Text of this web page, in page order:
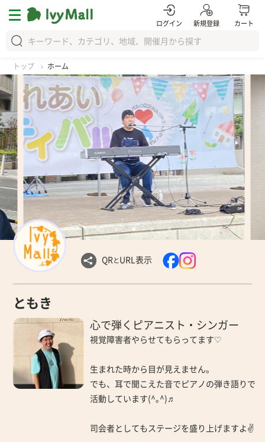
ログイン 新規登録 カート
トップ ホーム
QRとURL表示
ともき
心で弾くピアニスト・シンガー
視覚障害者やらせてもらってます♡
生まれた時から目が見えません。
でも、耳で聞こえた音でピアノの弾き語りで
活動しています(^｡^)♬
司会者としてもステージを盛り上げますよ✌️